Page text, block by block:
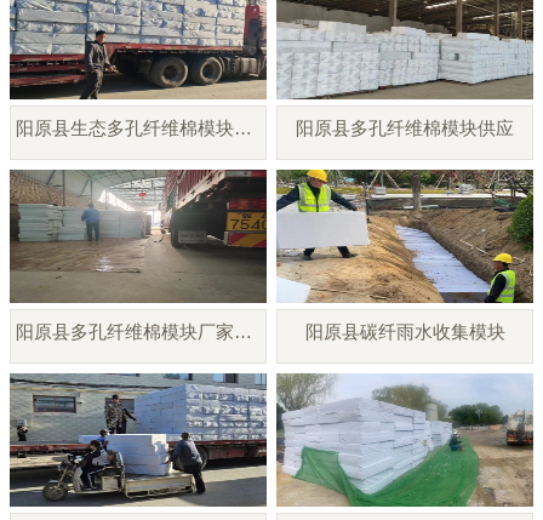
阳原县生态多孔纤维棉模块厂家 阳原县多孔纤维棉模块供应
阳原县多孔纤维棉模块厂家直销 阳原县碳纤雨水收集模块